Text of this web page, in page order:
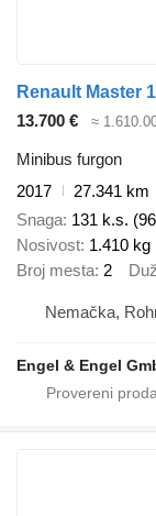
Renault Master
13.700 €
≈
Minibus furgon
2017
27.341 km
Snaga 131 k.s.
Nosivost 1.410 kg
Broj mesta 2
Nemačka,
Engel & Engel